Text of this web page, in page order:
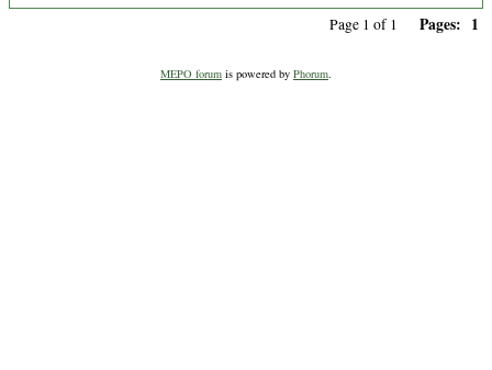
Page 1 of 1 Pages: 1
MEPO forum is powered by Phorum.